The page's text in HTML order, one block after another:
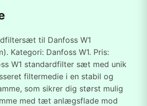
til Danfoss W1
Kategori: Danfoss W1. Pris:
W1 standardfilter sæt med unik
filtermedie i en stabil og
som sikrer dig størst mulig
med tæt anlægsflade mod